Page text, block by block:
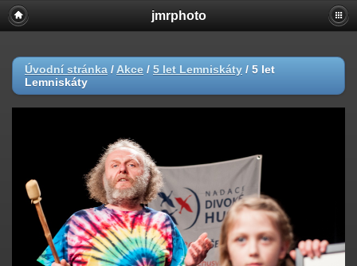
jmrphoto
Úvodní stránka / Akce / 5 let Lemniskáty / 5 let
Lemniskáty